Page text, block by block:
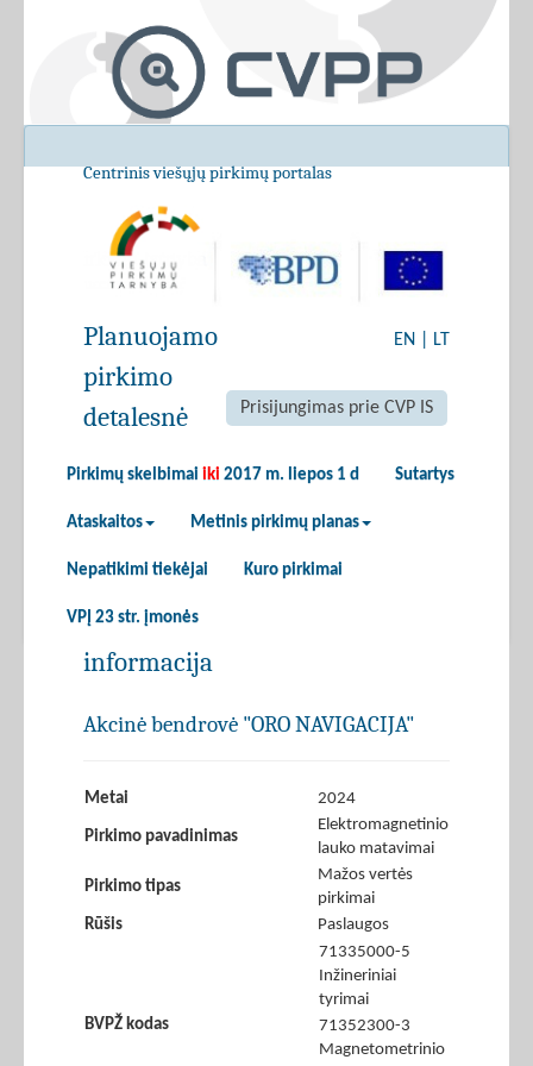
Centrinis viešųjų pirkimų portalas
EN LT
Prisijungimas prie CVP IS
Pirkimų skelbimai iki 2017 m. liepos 1 d Sutartys
Ataskaitos Metinis pirkimų planas
Nepatikimi tiekėjai Kuro pirkimai
VPĮ 23 str. įmonės
Planuojamo
pirkimo
detalesnė
informacija
Akcinė bendrovė "ORO NAVIGACIJA"
Metai 2024
Pirkimo pavadinimas
Elektromagnetinio
lauko matavimai
Pirkimo tipas
Mažos vertės
pirkimai
Rūšis
Paslaugos
BVPŽ kodas
71335000-5
Inžineriniai
tyrimai
71352300-3
Magnetometrinio